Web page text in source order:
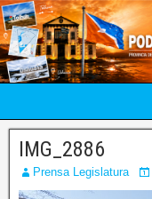
IMG_2886
Prensa Legislatura